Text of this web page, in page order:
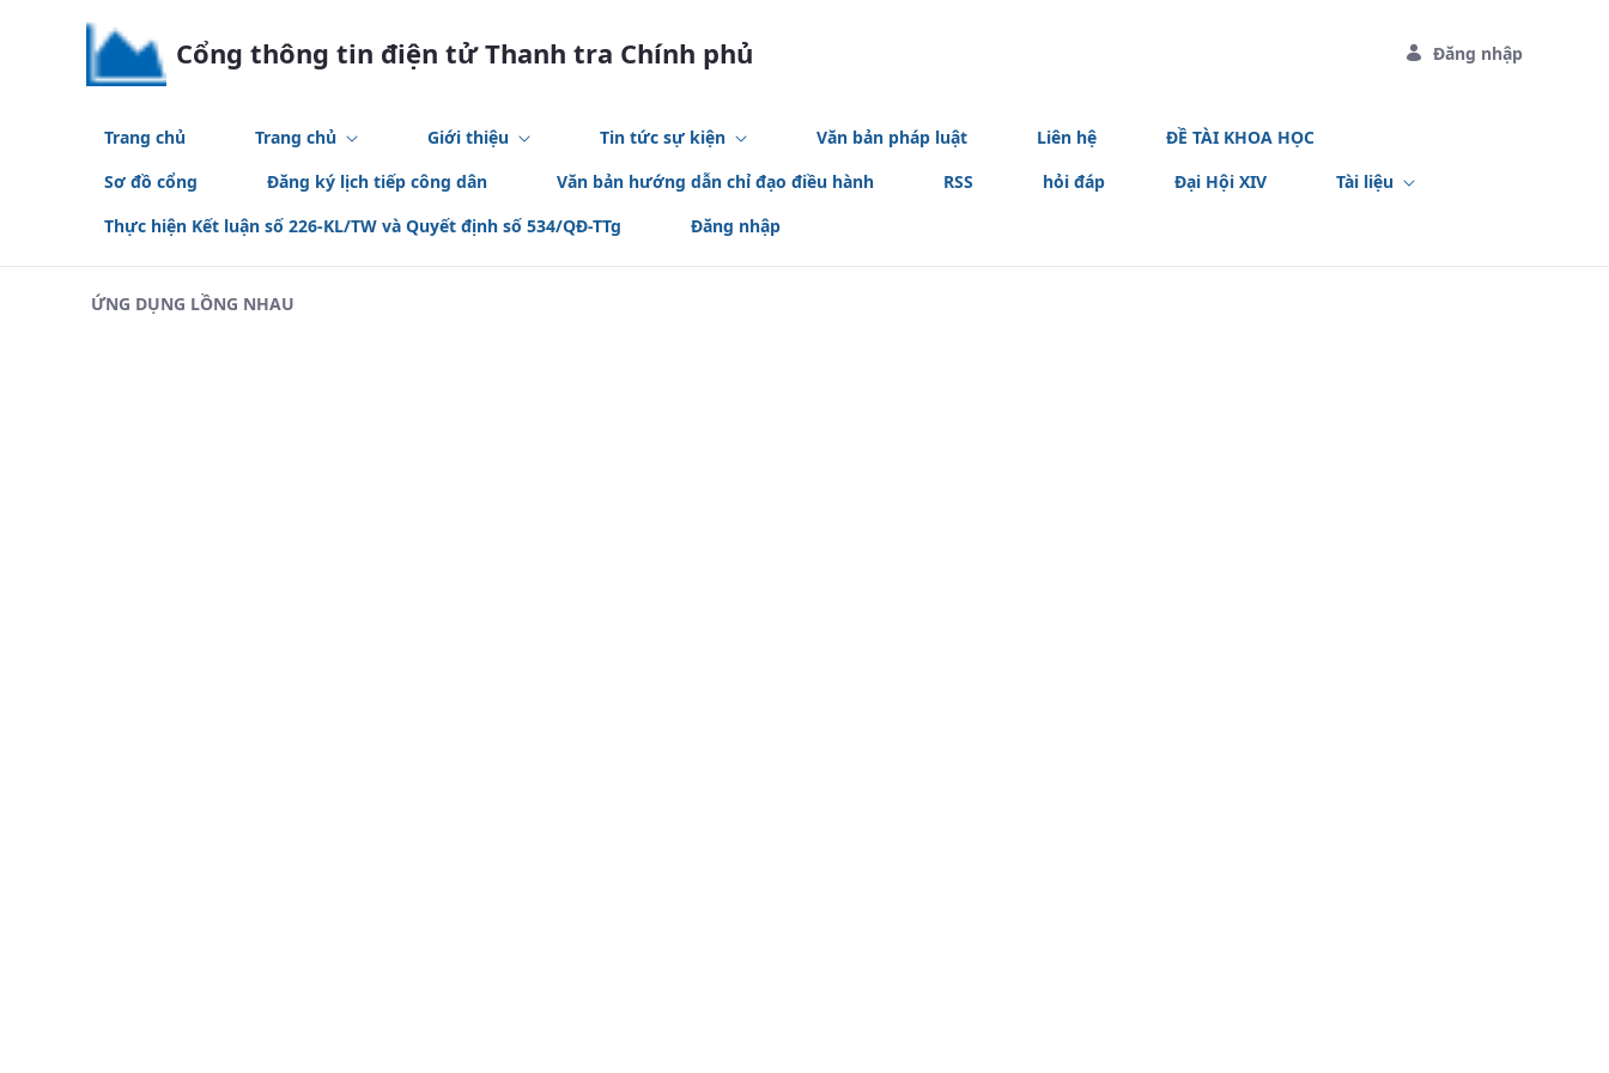
Skip to Main Content
Cổng thông tin điện tử Thanh tra Chính phủ Đăng nhập
Trang chủ Trang chủ Giới thiệu Tin tức sự kiện Văn bản pháp luật Liên hệ
ĐỀ TÀI KHOA HỌC
Sơ đồ cổng
Đăng ký lịch tiếp công dân Văn bản hướng dẫn chỉ đạo điều hành RSS hỏi đáp Đại Hội XIV
Tài liệu
Thực hiện Kết luận số 226-KL/TW và Quyết định số 534/QĐ-TTg
Đăng nhập
ỨNG DỤNG LỒNG NHAU